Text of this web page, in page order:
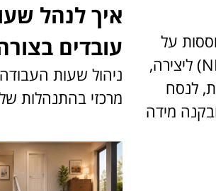
על
אלגוריתמים של למידת מכונה (Machine Learning) ועיבוד שפה טבעית (NLP) ליצירה,
לנסח
מידה
איך לנהל
עובדים
ניהול שעות
מרכזי בהתנהלות